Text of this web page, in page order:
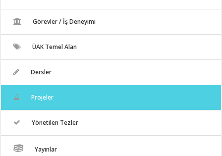
Görevler / İş Deneyimi
ÜAK Temel Alan
Dersler
Projeler
Yönetilen Tezler
Yayınlar